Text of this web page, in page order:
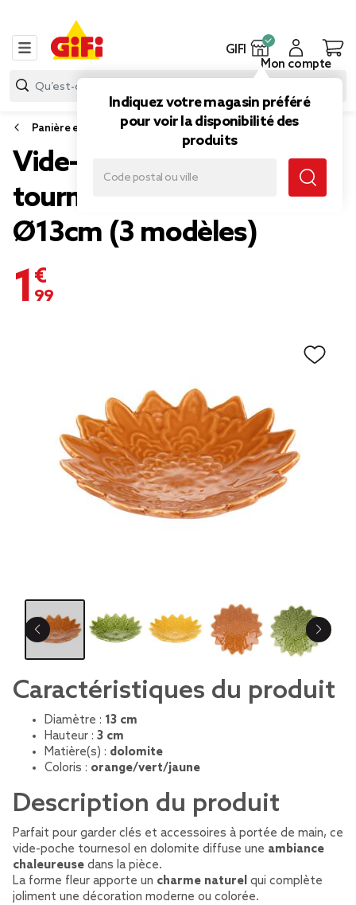
GIFI
Indiquez votre magasin préféré
pour voir la disponibilité des
produits
Mon compte
Panière et boîte déco
Vide-poche forme fleur de
tournesol en dolomite
Ø13cm (3 modèles)
1,99 €
Caractéristiques du produit
Diamètre : 13 cm
Hauteur : 3 cm
Matière(s) : dolomite
Coloris : orange/vert/jaune
Description du produit
Parfait pour garder clés et accessoires à portée de main, ce
vide-poche tournesol en dolomite diffuse une ambiance
chaleureuse dans la pièce.
La forme fleur apporte un charme naturel qui complète
joliment une décoration moderne ou colorée.